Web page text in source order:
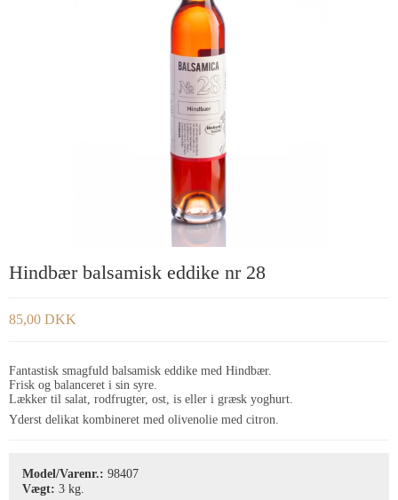
Hindbær balsamisk eddike nr 28
85,00 DKK
Fantastisk smagfuld balsamisk eddike med Hindbær.
Frisk og balanceret i sin syre.
Lækker til salat, rodfrugter, ost, is eller i græsk yoghurt.
Yderst delikat kombineret med olivenolie med citron.
Model/Varenr.: 98407
Vægt: 3 kg.